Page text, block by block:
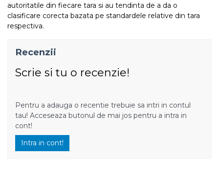
autoritatile din fiecare tara si au tendinta de a da o
clasificare corecta bazata pe standardele relative din tara
respectiva.
Recenzii
Scrie si tu o recenzie!
Pentru a adauga o recentie trebuie sa intri in contul
tau! Acceseaza butonul de mai jos pentru a intra in
cont!
Intra in cont!